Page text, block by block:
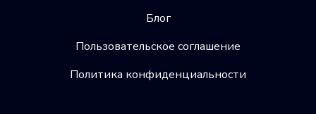
Блог
Пользовательское соглашение
Политика конфиденциальности